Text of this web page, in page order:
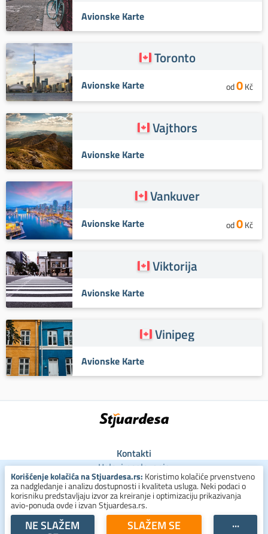
Avionske Karte
Toronto
Avionske Karte od0Kč
Vajthors
Avionske Karte
Vankuver
Avionske Karte od0Kč
Viktorija
Avionske Karte
Vinipeg
Avionske Karte
Kontakti
Uslovi poslovanja
Uslovi za kolačiće
Zaštita ličnih podataka
+381 800 300 137
Korišćenje kolačića na Stjuardesa.rs: Koristimo kolačiće prvenstveno
za nadgledanje i analizu dostupnosti i kvaliteta usluga. Neki podaci o
korisniku predstavljaju izvor za kreiranje i optimizaciju prikazivanja
avio-ponuda ovde i izvan Stjuardesa.rs.
NE SLAŽEM SLAŽEM SE ···